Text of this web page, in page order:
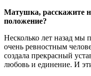
Матушка, расскажите
положение?
Несколько лет назад мы
очень ревностным
создала прекрасный
любовь и единение. И